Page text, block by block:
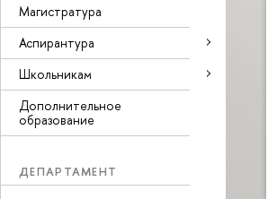
Магистратура
Аспирантура
Школьникам
Дополнительное
образование
ДЕПАРТАМЕНТ